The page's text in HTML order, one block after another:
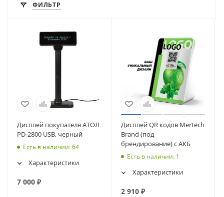
ФИЛЬТР
Дисплей покупателя АТОЛ
PD-2800 USB, черный
Есть в наличии: 64
Характеристики
7 000 ₽
Дисплей QR кодов Mertech
Brand (под
брендирование) с АКБ
Есть в наличии: 1
Характеристики
2 910₽